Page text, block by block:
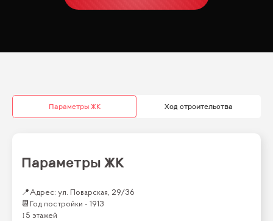
Параметры ЖК Ход строительства
Параметры ЖК
📍Адрес: ул. Поварская, 29/36
📆
Год постройки -
1913
↕ 5 этажей